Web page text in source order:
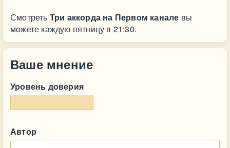
Смотреть Три аккорда на Первом канале вы
можете каждую пятницу в 21:30.
Ваше мнение
Уровень доверия
Автор